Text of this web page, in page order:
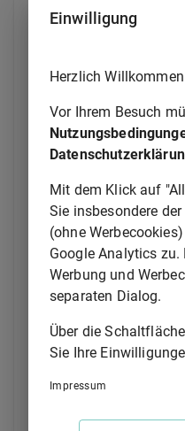
(2) Er ist ferner befugt,
nach vorgängiger
freier Hand durch einen
öffentlich ermächtigten
eine zur öffentlichen
zum laufenden Preise
Verderb ausgesetzt
es der vorgängigen
wenn die Androhung
(3) Der
säumigen Käufers.
(4) Der Verkäufer und
öffentlichen
Verkäufer dem Käufer
Einwilligung
Herzlich
Vor Ihrem Besuch
Mit dem Klick auf
Sie insbesondere
(ohne
Google Analytics
Werbung und
separaten Dialog.
Über die Schaltfläche
Sie Ihre
Impressum